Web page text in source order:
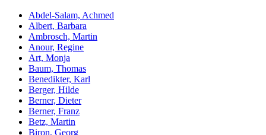
Abdel-Salam, Achmed
Albert, Barbara
Ambrosch, Martin
Anour, Regine
Art, Monja
Baum, Thomas
Benedikter, Karl
Berger, Hilde
Berner, Dieter
Berner, Franz
Betz, Martin
Biron, Georg